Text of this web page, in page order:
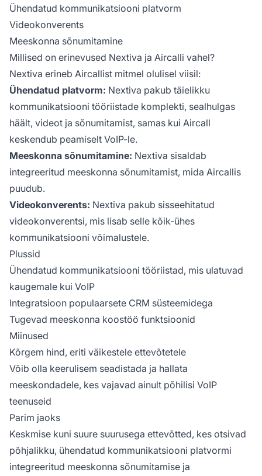
Ühendatud kommunikatsiooni platvorm
Videokonverents
Meeskonna sõnumitamine
Millised on erinevused Nextiva ja Aircalli vahel?
Nextiva erineb Aircallist mitmel olulisel viisil:
Ühendatud platvorm: Nextiva pakub täielikku
kommunikatsiooni tööriistade komplekti, sealhulgas
häält, videot ja sõnumitamist, samas kui Aircall
keskendub peamiselt VoIP-le.
Meeskonna sõnumitamine: Nextiva sisaldab
integreeritud meeskonna sõnumitamist, mida Aircallis
puudub.
Videokonverents: Nextiva pakub sisseehitatud
videokonverentsi, mis lisab selle kõik-ühes
kommunikatsiooni võimalustele.
Plussid
Ühendatud kommunikatsiooni tööriistad, mis ulatuvad
kaugemale kui VoIP
Integratsioon populaarsete CRM süsteemidega
Tugevad meeskonna koostöö funktsioonid
Miinused
Kõrgem hind, eriti väikestele ettevõtetele
Võib olla keerulisem seadistada ja hallata
meeskondadele, kes vajavad ainult põhilisi VoIP
teenuseid
Parim jaoks
Keskmise kuni suure suurusega ettevõtted, kes otsivad
põhjalikku, ühendatud kommunikatsiooni platvormi
integreeritud meeskonna sõnumitamise ja